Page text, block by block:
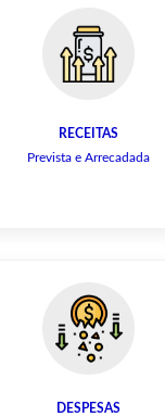
RECEITAS
Prevista e Arrecadada
DESPESAS